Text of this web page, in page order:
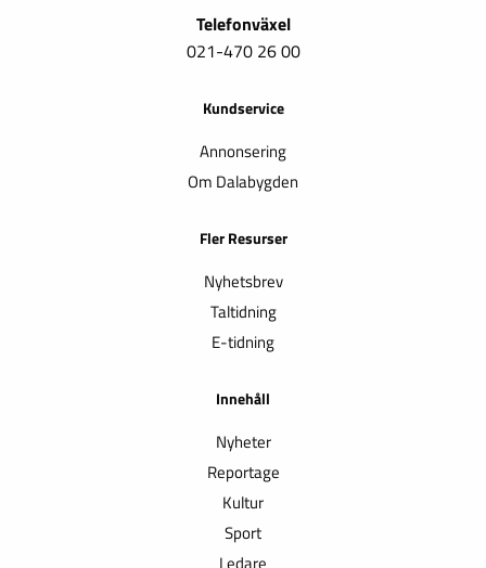
Telefonväxel
021-470 26 00
Kundservice
Annonsering
Om Dalabygden
Fler Resurser
Nyhetsbrev
Taltidning
E-tidning
Innehåll
Nyheter
Reportage
Kultur
Sport
Ledare